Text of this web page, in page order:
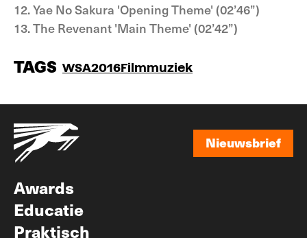
12. Yae No Sakura 'Opening Theme' (02’46”)
13. The Revenant 'Main Theme' (02’42”)
TAGS WSA2016Filmmuziek
Nieuwsbrief
Awards
Educatie
Praktisch